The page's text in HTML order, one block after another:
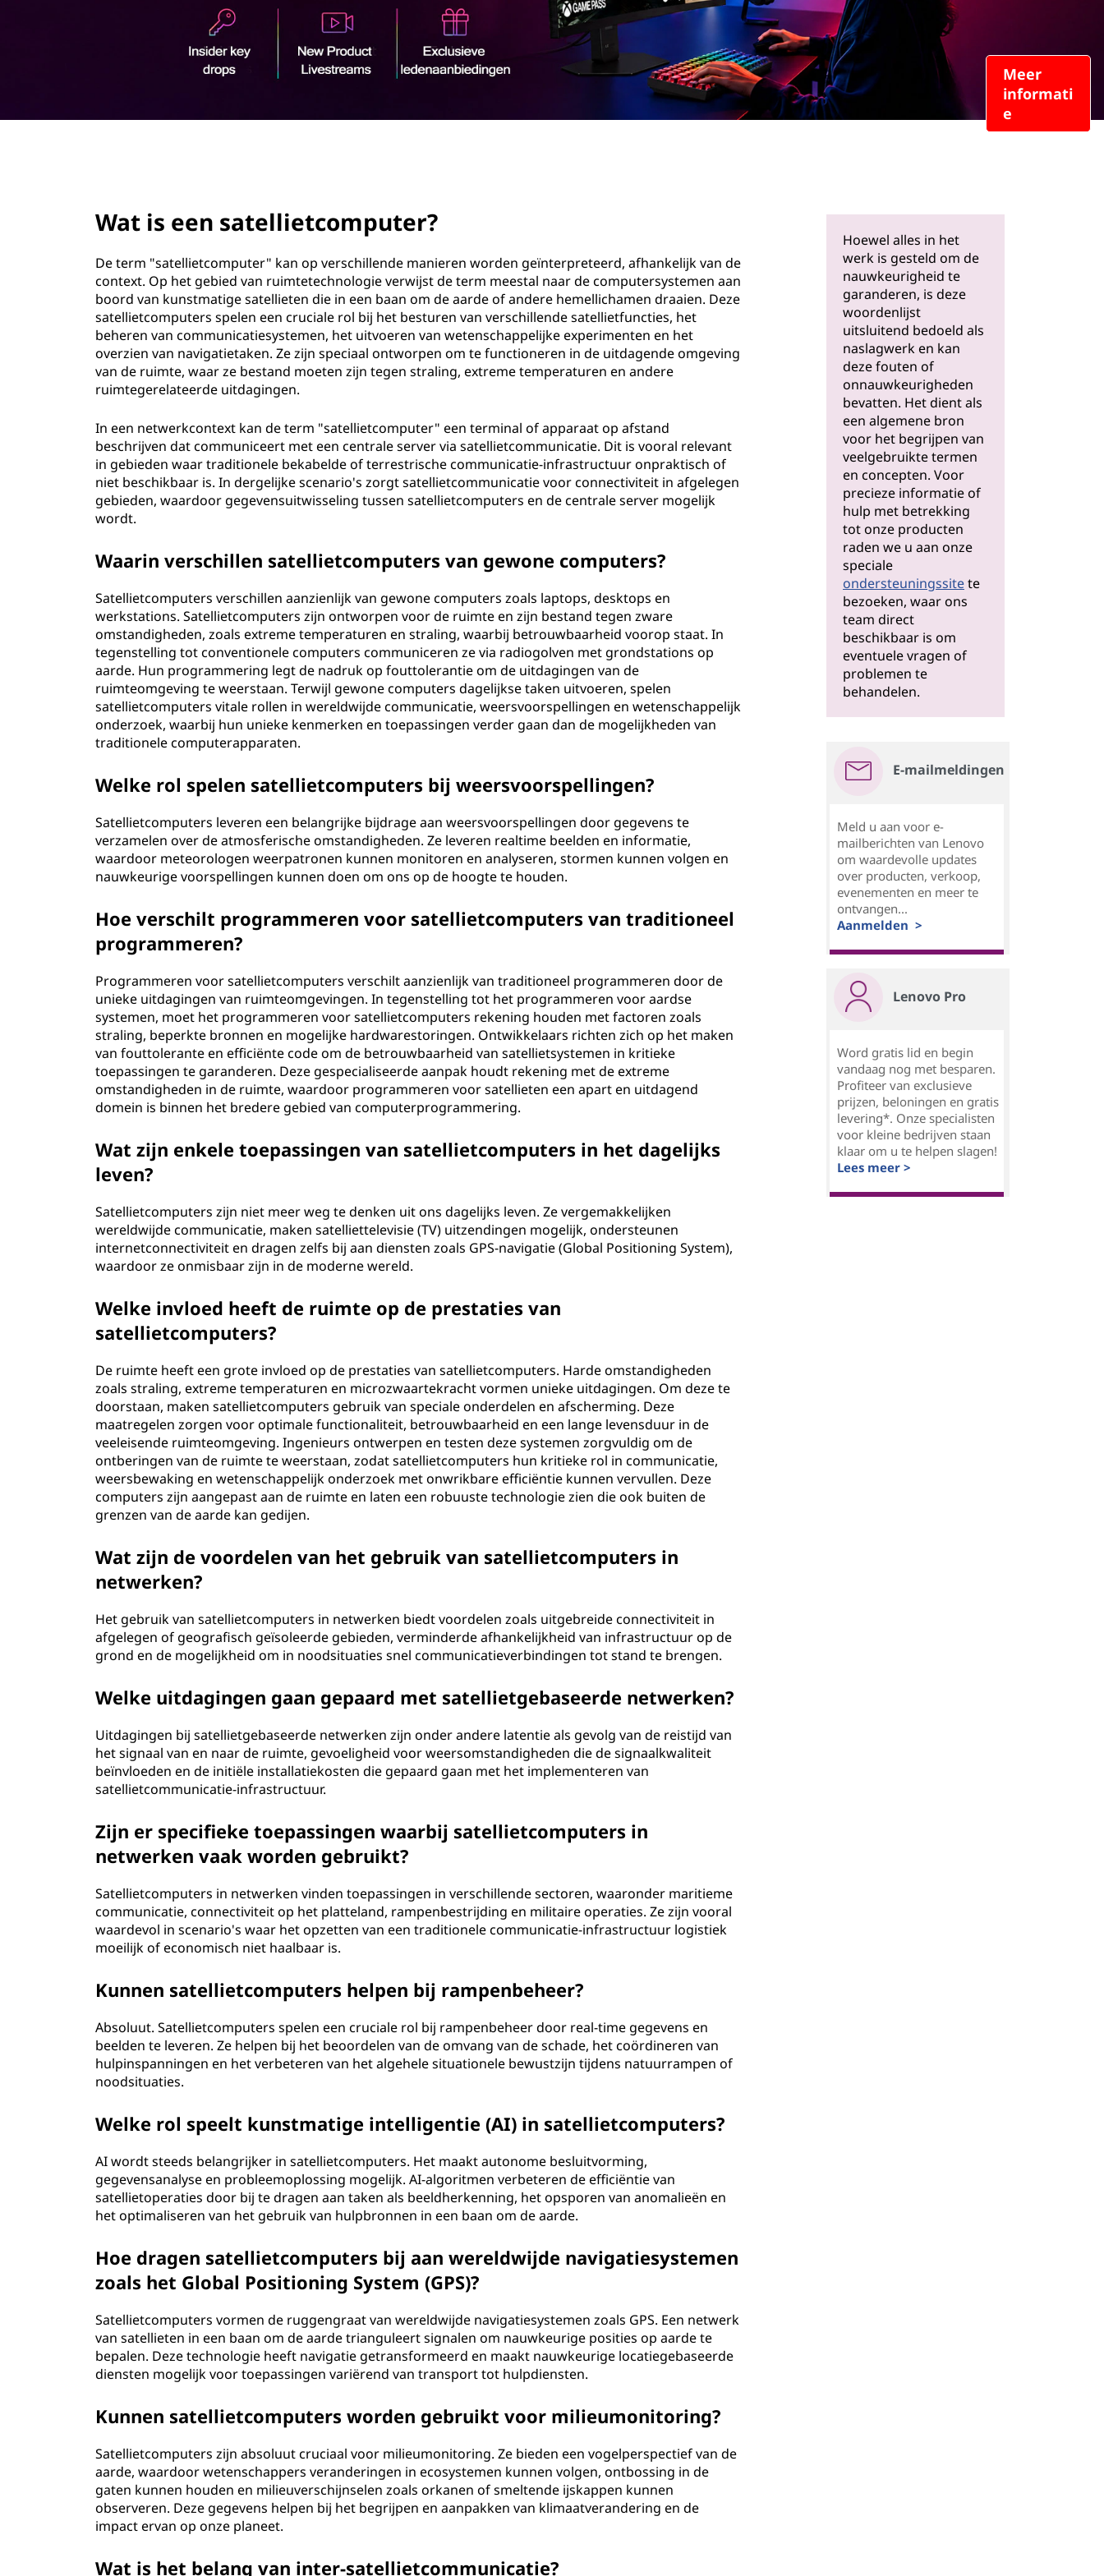
Meer
informati
e
Wat is een satellietcomputer?
De term "satellietcomputer" kan op verschillende manieren worden geïnterpreteerd, afhankelijk van de
context. Op het gebied van ruimtetechnologie verwijst de term meestal naar de computersystemen aan
boord van kunstmatige satellieten die in een baan om de aarde of andere hemellichamen draaien. Deze
satellietcomputers spelen een cruciale rol bij het besturen van verschillende satellietfuncties, het
beheren van communicatiesystemen, het uitvoeren van wetenschappelijke experimenten en het
overzien van navigatietaken. Ze zijn speciaal ontworpen om te functioneren in de uitdagende omgeving
van de ruimte, waar ze bestand moeten zijn tegen straling, extreme temperaturen en andere
ruimtegerelateerde uitdagingen.
In een netwerkcontext kan de term "satellietcomputer" een terminal of apparaat op afstand
beschrijven dat communiceert met een centrale server via satellietcommunicatie. Dit is vooral relevant
in gebieden waar traditionele bekabelde of terrestrische communicatie-infrastructuur onpraktisch of
niet beschikbaar is. In dergelijke scenario's zorgt satellietcommunicatie voor connectiviteit in afgelegen
gebieden, waardoor gegevensuitwisseling tussen satellietcomputers en de centrale server mogelijk
wordt.
Waarin verschillen satellietcomputers van gewone computers?
Satellietcomputers verschillen aanzienlijk van gewone computers zoals laptops, desktops en
werkstations. Satellietcomputers zijn ontworpen voor de ruimte en zijn bestand tegen zware
omstandigheden, zoals extreme temperaturen en straling, waarbij betrouwbaarheid voorop staat. In
tegenstelling tot conventionele computers communiceren ze via radiogolven met grondstations op
aarde. Hun programmering legt de nadruk op fouttolerantie om de uitdagingen van de
ruimteomgeving te weerstaan. Terwijl gewone computers dagelijkse taken uitvoeren, spelen
satellietcomputers vitale rollen in wereldwijde communicatie, weersvoorspellingen en wetenschappelijk
onderzoek, waarbij hun unieke kenmerken en toepassingen verder gaan dan de mogelijkheden van
traditionele computerapparaten.
Welke rol spelen satellietcomputers bij weersvoorspellingen?
Satellietcomputers leveren een belangrijke bijdrage aan weersvoorspellingen door gegevens te
verzamelen over de atmosferische omstandigheden. Ze leveren realtime beelden en informatie,
waardoor meteorologen weerpatronen kunnen monitoren en analyseren, stormen kunnen volgen en
nauwkeurige voorspellingen kunnen doen om ons op de hoogte te houden.
Hoe verschilt programmeren voor satellietcomputers van traditioneel
programmeren?
Programmeren voor satellietcomputers verschilt aanzienlijk van traditioneel programmeren door de
unieke uitdagingen van ruimteomgevingen. In tegenstelling tot het programmeren voor aardse
systemen, moet het programmeren voor satellietcomputers rekening houden met factoren zoals
straling, beperkte bronnen en mogelijke hardwarestoringen. Ontwikkelaars richten zich op het maken
van fouttolerante en efficiënte code om de betrouwbaarheid van satellietsystemen in kritieke
toepassingen te garanderen. Deze gespecialiseerde aanpak houdt rekening met de extreme
omstandigheden in de ruimte, waardoor programmeren voor satellieten een apart en uitdagend
domein is binnen het bredere gebied van computerprogrammering.
Wat zijn enkele toepassingen van satellietcomputers in het dagelijks
leven?
Satellietcomputers zijn niet meer weg te denken uit ons dagelijks leven. Ze vergemakkelijken
wereldwijde communicatie, maken satelliettelevisie (TV) uitzendingen mogelijk, ondersteunen
internetconnectiviteit en dragen zelfs bij aan diensten zoals GPS-navigatie (Global Positioning System),
waardoor ze onmisbaar zijn in de moderne wereld.
Welke invloed heeft de ruimte op de prestaties van
satellietcomputers?
De ruimte heeft een grote invloed op de prestaties van satellietcomputers. Harde omstandigheden
zoals straling, extreme temperaturen en microzwaartekracht vormen unieke uitdagingen. Om deze te
doorstaan, maken satellietcomputers gebruik van speciale onderdelen en afscherming. Deze
maatregelen zorgen voor optimale functionaliteit, betrouwbaarheid en een lange levensduur in de
veeleisende ruimteomgeving. Ingenieurs ontwerpen en testen deze systemen zorgvuldig om de
ontberingen van de ruimte te weerstaan, zodat satellietcomputers hun kritieke rol in communicatie,
weersbewaking en wetenschappelijk onderzoek met onwrikbare efficiëntie kunnen vervullen. Deze
computers zijn aangepast aan de ruimte en laten een robuuste technologie zien die ook buiten de
grenzen van de aarde kan gedijen.
Wat zijn de voordelen van het gebruik van satellietcomputers in
netwerken?
Het gebruik van satellietcomputers in netwerken biedt voordelen zoals uitgebreide connectiviteit in
afgelegen of geografisch geïsoleerde gebieden, verminderde afhankelijkheid van infrastructuur op de
grond en de mogelijkheid om in noodsituaties snel communicatieverbindingen tot stand te brengen.
Welke uitdagingen gaan gepaard met satellietgebaseerde netwerken?
Uitdagingen bij satellietgebaseerde netwerken zijn onder andere latentie als gevolg van de reistijd van
het signaal van en naar de ruimte, gevoeligheid voor weersomstandigheden die de signaalkwaliteit
beïnvloeden en de initiële installatiekosten die gepaard gaan met het implementeren van
satellietcommunicatie-infrastructuur.
Zijn er specifieke toepassingen waarbij satellietcomputers in
netwerken vaak worden gebruikt?
Satellietcomputers in netwerken vinden toepassingen in verschillende sectoren, waaronder maritieme
communicatie, connectiviteit op het platteland, rampenbestrijding en militaire operaties. Ze zijn vooral
waardevol in scenario's waar het opzetten van een traditionele communicatie-infrastructuur logistiek
moeilijk of economisch niet haalbaar is.
Kunnen satellietcomputers helpen bij rampenbeheer?
Absoluut. Satellietcomputers spelen een cruciale rol bij rampenbeheer door real-time gegevens en
beelden te leveren. Ze helpen bij het beoordelen van de omvang van de schade, het coördineren van
hulpinspanningen en het verbeteren van het algehele situationele bewustzijn tijdens natuurrampen of
noodsituaties.
Welke rol speelt kunstmatige intelligentie (AI) in satellietcomputers?
AI wordt steeds belangrijker in satellietcomputers. Het maakt autonome besluitvorming,
gegevensanalyse en probleemoplossing mogelijk. AI-algoritmen verbeteren de efficiëntie van
satellietoperaties door bij te dragen aan taken als beeldherkenning, het opsporen van anomalieën en
het optimaliseren van het gebruik van hulpbronnen in een baan om de aarde.
Hoe dragen satellietcomputers bij aan wereldwijde navigatiesystemen
zoals het Global Positioning System (GPS)?
Satellietcomputers vormen de ruggengraat van wereldwijde navigatiesystemen zoals GPS. Een netwerk
van satellieten in een baan om de aarde trianguleert signalen om nauwkeurige posities op aarde te
bepalen. Deze technologie heeft navigatie getransformeerd en maakt nauwkeurige locatiegebaseerde
diensten mogelijk voor toepassingen variërend van transport tot hulpdiensten.
Kunnen satellietcomputers worden gebruikt voor milieumonitoring?
Satellietcomputers zijn absoluut cruciaal voor milieumonitoring. Ze bieden een vogelperspectief van de
aarde, waardoor wetenschappers veranderingen in ecosystemen kunnen volgen, ontbossing in de
gaten kunnen houden en milieuverschijnselen zoals orkanen of smeltende ijskappen kunnen
observeren. Deze gegevens helpen bij het begrijpen en aanpakken van klimaatverandering en de
impact ervan op onze planeet.
Wat is het belang van inter-satellietcommunicatie?
Hoewel alles in het
werk is gesteld om de
nauwkeurigheid te
garanderen, is deze
woordenlijst
uitsluitend bedoeld als
naslagwerk en kan
deze fouten of
onnauwkeurigheden
bevatten. Het dient als
een algemene bron
voor het begrijpen van
veelgebruikte termen
en concepten. Voor
precieze informatie of
hulp met betrekking
tot onze producten
raden we u aan onze
speciale
ondersteuningssitete
bezoeken, waar ons
team direct
beschikbaar is om
eventuele vragen of
problemen te
behandelen.
E-mailmeldingen
Meld u aan voor e-
mailberichten van Lenovo
om waardevolle updates
over producten, verkoop,
evenementen en meer te
ontvangen...
Aanmelden >
Lenovo Pro
Word gratis lid en begin
vandaag nog met besparen.
Profiteer van exclusieve
prijzen, beloningen en gratis
levering*. Onze specialisten
voor kleine bedrijven staan
klaar om u te helpen slagen!
Lees meer >